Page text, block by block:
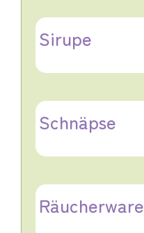
Sirupe
Schnäpse
Räucherware